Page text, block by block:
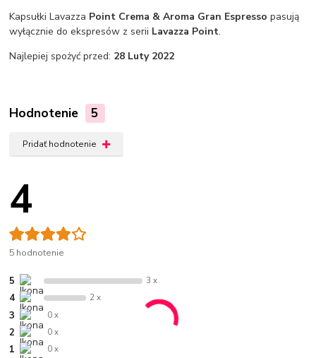
Kapsułki Lavazza Point Crema & Aroma Gran Espresso pasują
wyłącznie do ekspresów z serii Lavazza Point.
Najlepiej spożyć przed: 28 Luty 2022
Hodnotenie 5
Pridať hodnotenie
4
5 hodnotenie
5 3 x
4 2 x
3 0 x
2 0 x
1 0 x